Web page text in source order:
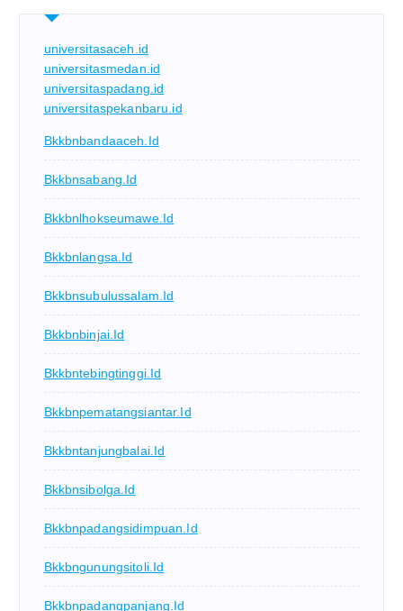
universitasaceh.id
universitasmedan.id
universitaspadang.id
universitaspekanbaru.id
Bkkbnbandaaceh.id
Bkkbnsabang.id
Bkkbnlhokseumawe.id
Bkkbnlangsa.id
Bkkbnsubulussalam.id
Bkkbnbinjai.id
Bkkbntebingtinggi.id
Bkkbnpematangsiantar.id
Bkkbntanjungbalai.id
Bkkbnsibolga.id
Bkkbnpadangsidimpuan.id
Bkkbngunungsitoli.id
Bkkbnpadangpanjang.id